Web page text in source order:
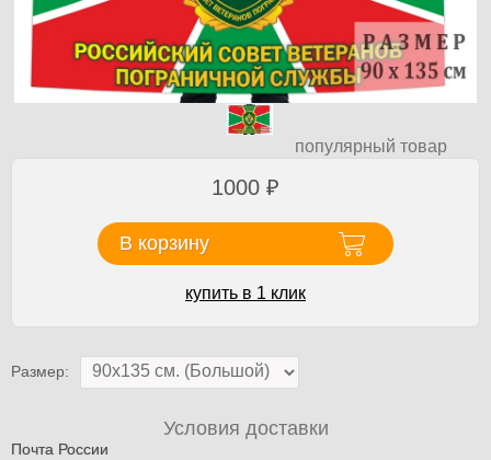
популярный товар
1000 ₽
В корзину
купить в 1 клик
Размер:
Условия доставки
Почта России